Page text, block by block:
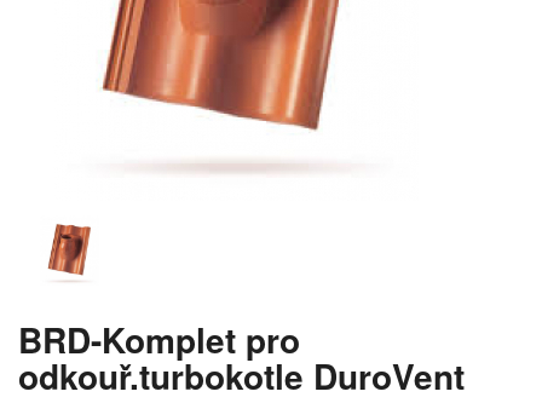
BRD-Komplet pro
odkouř.turbokotle DuroVent